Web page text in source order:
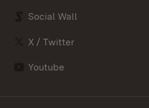
Social Wall
X / Twitter
Youtube